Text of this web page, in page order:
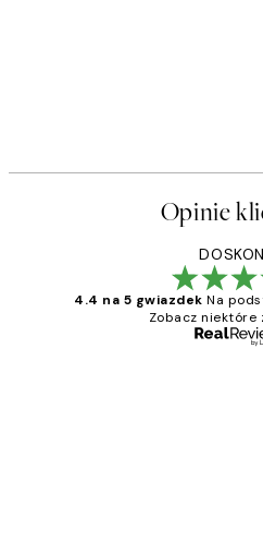
Opinie
4.4 na 5 gwiazdek Na
Zobacz niektóre